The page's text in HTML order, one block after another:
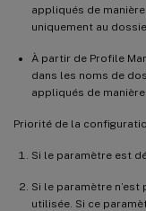
appliqués de
uniquement au
À partir de Profile
dans les noms de
appliqués de manière
Priorité de la
Si le paramètre est
Si le paramètre
utilisée. Si ce